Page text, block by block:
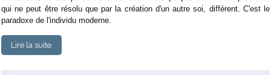
qui ne peut être résolu que par la création d'un autre soi, différent. C'est le
paradoxe de l'individu moderne.
Lire la suite